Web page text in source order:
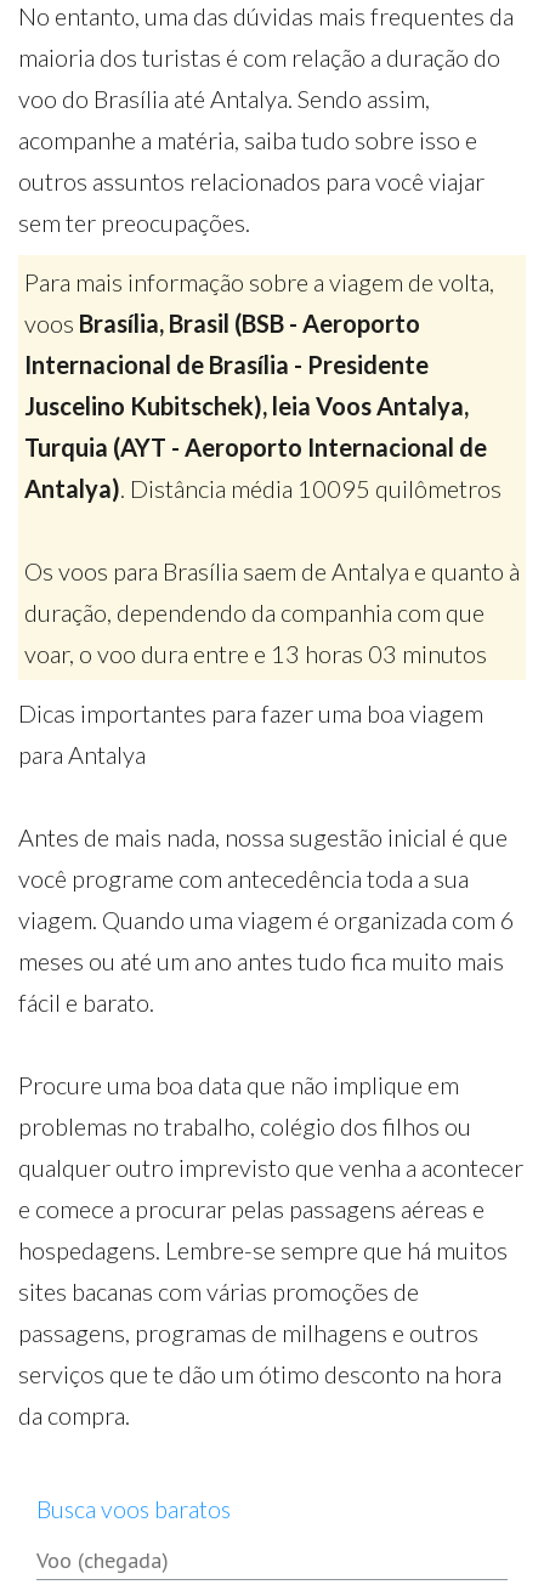
No entanto, uma das dúvidas mais frequentes da
maioria dos turistas é com relação a duração do
voo do Brasília até Antalya. Sendo assim,
acompanhe a matéria, saiba tudo sobre isso e
outros assuntos relacionados para você viajar
sem ter preocupações.
Para mais informação sobre a viagem de volta,
voos Brasília, Brasil (BSB - Aeroporto
Internacional de Brasília - Presidente
Juscelino Kubitschek), leia Voos Antalya,
Turquia (AYT - Aeroporto Internacional de
Antalya). Distância média 10095 quilômetros
Os voos para Brasília saem de Antalya e quanto à
duração, dependendo da companhia com que
voar, o voo dura entre e 13 horas 03 minutos
Dicas importantes para fazer uma boa viagem
para Antalya
Antes de mais nada, nossa sugestão inicial é que
você programe com antecedência toda a sua
viagem. Quando uma viagem é organizada com 6
meses ou até um ano antes tudo fica muito mais
fácil e barato.
Procure uma boa data que não implique em
problemas no trabalho, colégio dos filhos ou
qualquer outro imprevisto que venha a acontecer
e comece a procurar pelas passagens aéreas e
hospedagens. Lembre-se sempre que há muitos
sites bacanas com várias promoções de
passagens, programas de milhagens e outros
serviços que te dão um ótimo desconto na hora
da compra.
Busca voos baratos